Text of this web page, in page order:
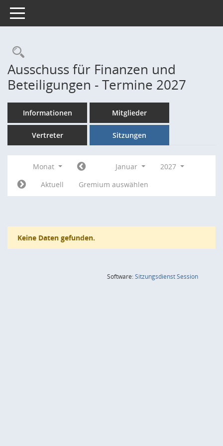
Toggle navigation
Rechercheauswahl
Ausschuss für Finanzen und
Beteiligungen - Termine 2027
Informationen Mitglieder
Vertreter Sitzungen
Monat Januar
2027
Aktuell
Gremium auswählen
Keine Daten gefunden.
Software:SitzungsdienstSession(Wird in